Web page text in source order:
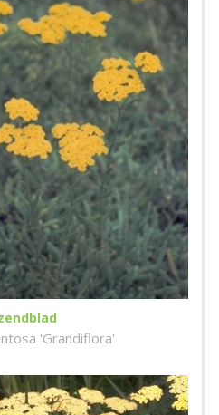
'Grandiflora'